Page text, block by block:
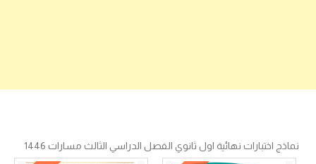
نماذج اختبارات نهائية اول ثانوي الفصل الدراسي الثالث مسارات 1446